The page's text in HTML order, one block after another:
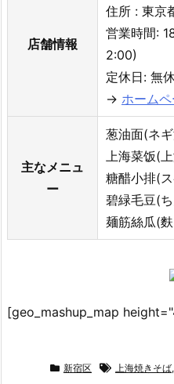
店舗情報
住所 : 東京
営業時間:
2:00)
定休日: 無
→ ホーム
主なメニュ
ー
葱油面(ネ
上海菜饭(
糖醋小排(
碧緑毛豆(
麺筋絲瓜(
[geo_mashup_map
新宿区 上海焼きそば,